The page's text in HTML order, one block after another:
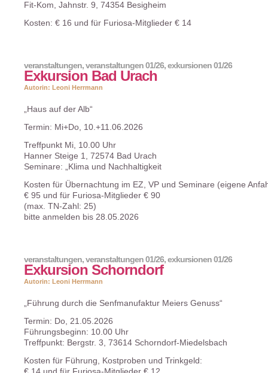
Fit-Kom, Jahnstr. 9, 74354 Besigheim
Kosten: € 16 und für Furiosa-Mitglieder € 14
Exkursion Bad Urach
veranstaltungen,veranstaltungen 01/26,exkursionen 01/26
Autorin: Leoni Herrmann
„Haus auf der Alb“
Termin: Mi+Do, 10.+11.06.2026
Treffpunkt Mi, 10.00 Uhr
Hanner Steige 1, 72574 Bad Urach
Seminare: „Klima und Nachhaltigkeit
Kosten für Übernachtung im EZ, VP und Seminare (eigene
€ 95 und für Furiosa-Mitglieder € 90
(max. TN-Zahl: 25)
bitte anmelden bis 28.05.2026
Exkursion Schorndorf
veranstaltungen,veranstaltungen 01/26,exkursionen 01/26
Autorin: Leoni Herrmann
„Führung durch die Senfmanufaktur Meiers Genuss“
Termin: Do, 21.05.2026
Führungsbeginn: 10.00 Uhr
Treffpunkt: Bergstr. 3, 73614 Schorndorf-Miedelsbach
Kosten für Führung, Kostproben und Trinkgeld: